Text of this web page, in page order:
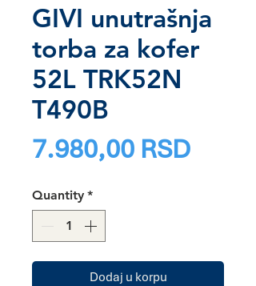
GIVI unutrašnja
torba za kofer
52L TRK52N
T490B
7.980,00 RSDPrice
Quantity *
Dodaj u korpu